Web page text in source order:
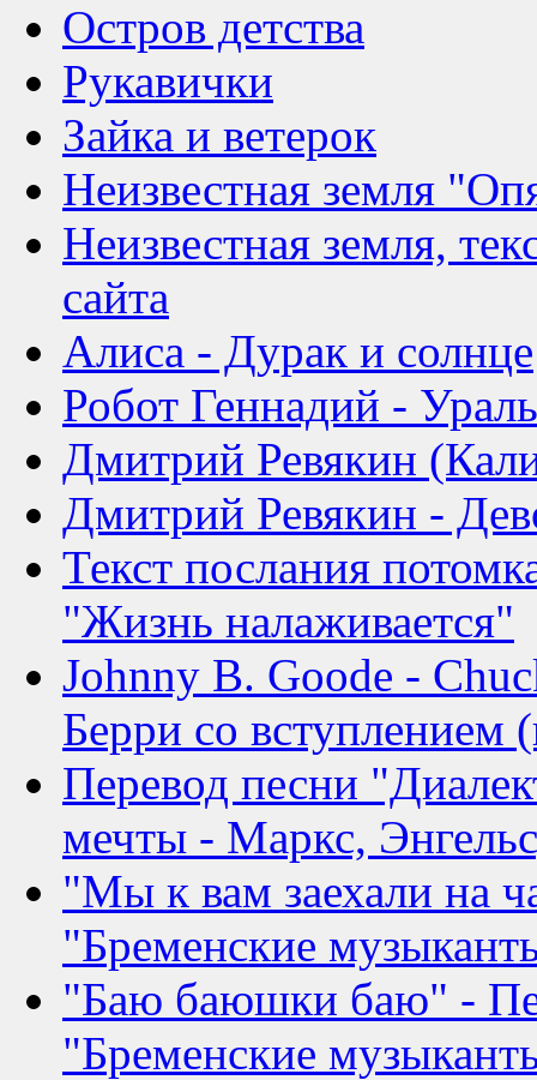
Остров детства
Рукавички
Зайка и ветерок
Неизвестная земля
Неизвестная земля,
сайта
Алиса - Дурак и солнце
Робот Геннадий -
Дмитрий Ревякин
Дмитрий Ревякин -
Текст послания
"Жизнь налаживается"
Johnny B. Goode -
Берри со вступлением
Перевод песни
мечты - Маркс,
"Мы к вам заехали на
"Бременские
"Баю баюшки баю" -
"Бременские